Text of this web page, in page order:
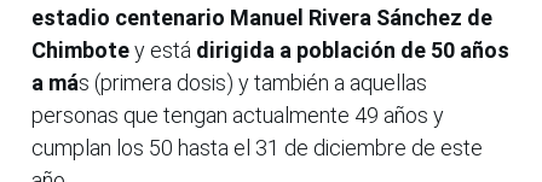
estadio centenario Manuel Rivera Sánchez de
Chimbotey está dirigida a población de 50 años
a más (primera dosis) y también a aquellas
personas que tengan actualmente 49 años y
cumplan los 50 hasta el 31 de diciembre de este